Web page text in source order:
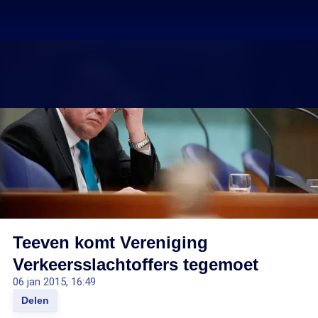
Teeven komt Vereniging
Verkeersslachtoffers tegemoet
06 jan 2015, 16:49
Delen